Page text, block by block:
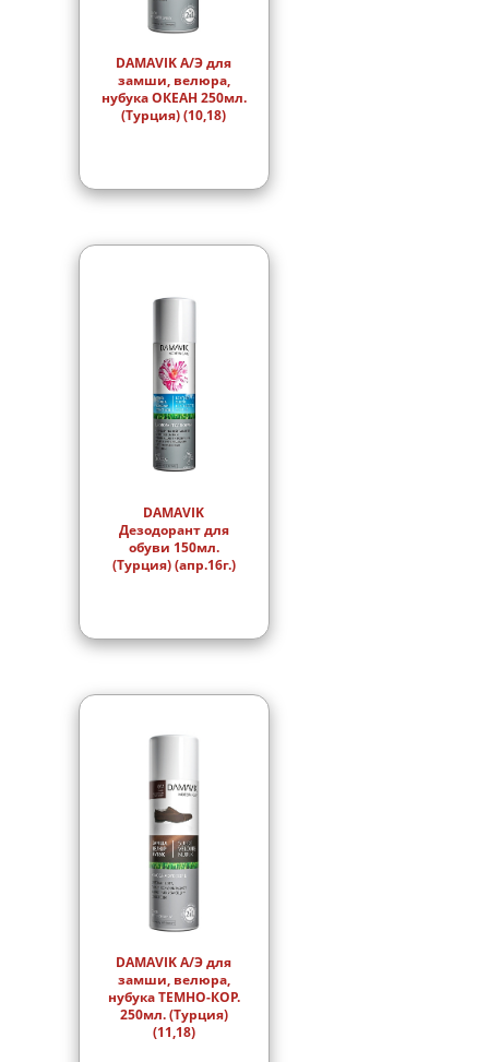
DAMAVIK А/Э для
замши, велюра,
нубука ОКЕАН 250мл.
(Турция) (10,18)
DAMAVIK
Дезодорант для
обуви 150мл.
(Турция) (апр.16г.)
DAMAVIK А/Э для
замши, велюра,
нубука ТЕМНО-КОР.
250мл. (Турция)
(11,18)